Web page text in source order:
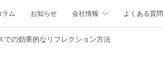
ラム お知らせ 会社情報 よくある質問
での効果的なリフレクション方法